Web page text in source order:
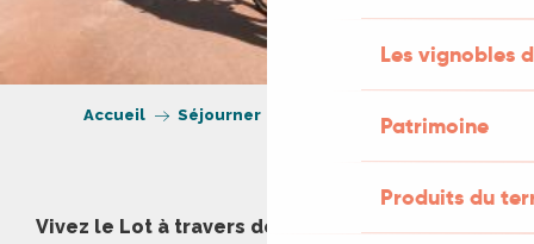
Les vignobles
Patrimoine
Produits du
Accueil Séjourner Expériences à vivre
Vivez le Lot à travers des expériences testées